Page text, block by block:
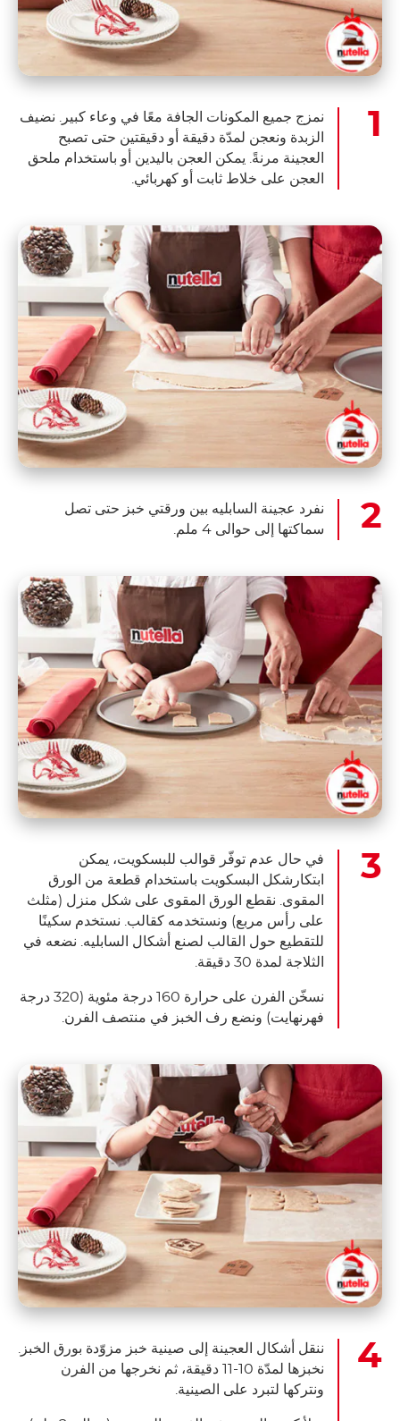
نمزج جميع المكونات الجافة معًا في وعاء كبير. نضيف
الزبدة ونعجن لمدّة دقيقة أو دقيقتين حتى تصبح
العجينة مرنةً. يمكن العجن باليدين أو باستخدام ملحق
العجن على خلاط ثابت أو كهربائي.
نفرد عجينة السابليه بين ورقتي خبز حتى تصل
سماكتها إلى حوالى 4 ملم.
في حال عدم توفّر قوالب للبسكويت، يمكن
ابتكارشكل البسكويت باستخدام قطعة من الورق
المقوى. نقطع الورق المقوى على شكل منزل (مثلث
على رأس مربع) ونستخدمه كقالب. نستخدم سكينًا
للتقطيع حول القالب لصنع أشكال السابليه. نضعه في
الثلاجة لمدة 30 دقيقة.
نسخّن الفرن على حرارة 160 درجة مئوية (320 درجة
فهرنهايت) ونضع رف الخبز في منتصف الفرن.
ننقل أشكال العجينة إلى صينية خبز مزوّدة بورق الخبز.
نخبزها لمدّة 10-11 دقيقة، ثم نخرجها من الفرن
ونتركها لتبرد على الصينية.